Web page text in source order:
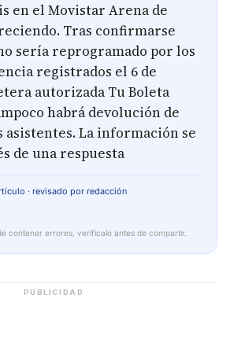
en el Movistar Arena de
Tras confirmarse
sería reprogramado por los
registrados el 6 de
autorizada Tu Boleta
habrá devolución de
asistentes. La información se
de una respuesta
· revisado por redacción
contener errores, verifícalo antes de compartir.
PUBLICIDAD